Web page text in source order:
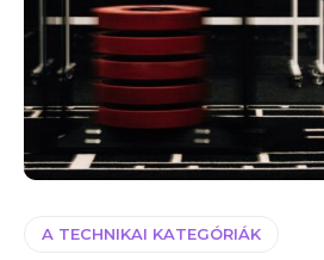
A TECHNIKAI KATEGÓRIÁK